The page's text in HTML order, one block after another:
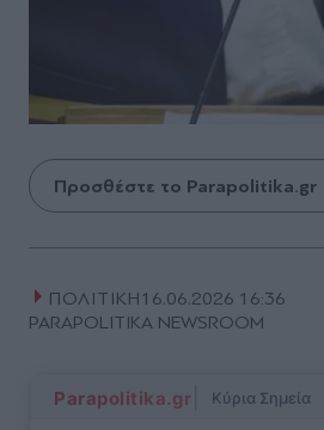
Προσθέστε το Parapolitika.gr
ΠΟΛΙΤΙΚΗ16.06.2026 16:36
PARAPOLITIKA NEWSROOM
Parapolitika.gr Κύρια Σημεία